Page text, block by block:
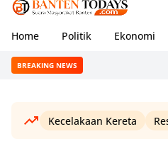
Home Politik Ekonomi
BREAKING NEWS
Kecelakaan Kereta